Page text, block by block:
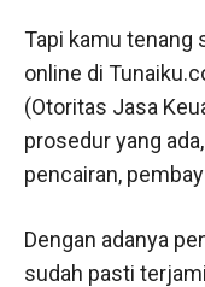
Tapi kamu tenang
online di
(Otoritas Jasa
prosedur yang
pencairan,
Dengan adanya
sudah pasti